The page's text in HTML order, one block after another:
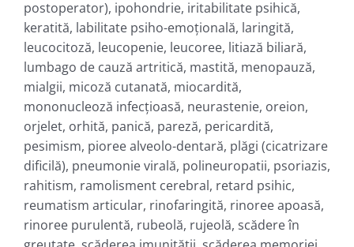
postoperator), ipohondrie, iritabilitate psihică,
keratită, labilitate psiho-emoţională, laringită,
leucocitoză, leucopenie, leucoree, litiază biliară,
lumbago de cauză artritică, mastită, menopauză,
mialgii, micoză cutanată, miocardită,
mononucleoză infecţioasă, neurastenie, oreion,
orjelet, orhită, panică, pareză, pericardită,
pesimism, pioree alveolo-dentară, plăgi (cicatrizare
dificilă), pneumonie virală, polineuropatii, psoriazis,
rahitism, ramolisment cerebral, retard psihic,
reumatism articular, rinofaringită, rinoree apoasă,
rinoree purulentă, rubeolă, rujeolă, scădere în